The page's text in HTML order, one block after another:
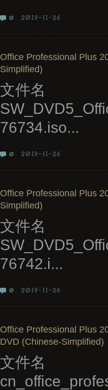
0 2019-11-26
Office Professional Plus
Simplified)
文件名
76734.iso...
0 2019-11-26
Office Professional Plus
Simplified)
文件名
76742.i...
0 2019-11-26
Office Professional Plus
DVD (Chinese-Simplified)
文件名